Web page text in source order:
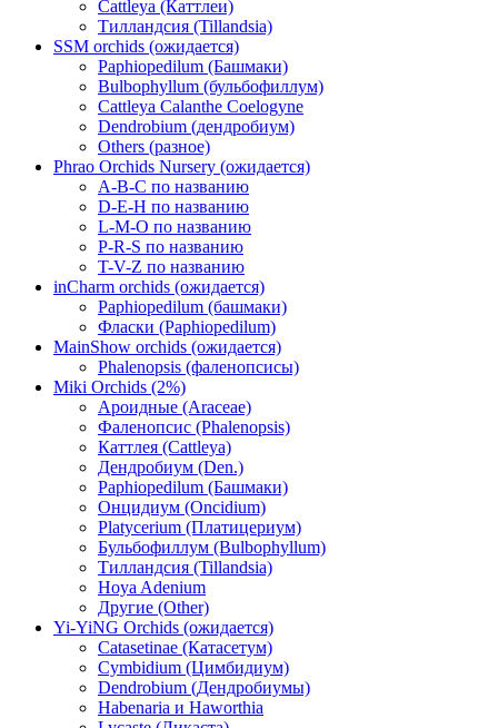
Cattleya (Каттлеи)
Тилландсия (Tillandsia)
SSM orchids (ожидается)
Paphiopedilum (Башмаки)
Bulbophyllum (бульбофиллум)
Cattleya Calanthe Coelogyne
Dendrobium (дендробиум)
Others (разное)
Phrao Orchids Nursery (ожидается)
A-B-C по названию
D-E-H по названию
L-M-O по названию
P-R-S по названию
T-V-Z по названию
inCharm orchids (ожидается)
Paphiopedilum (башмаки)
Фласки (Paphiopedilum)
MainShow orchids (ожидается)
Phalenopsis (фаленопсисы)
Miki Orchids (2%)
Ароидные (Araceae)
Фаленопсис (Phalenopsis)
Каттлея (Cattleya)
Дендробиум (Den.)
Paphiopedilum (Башмаки)
Онцидиум (Oncidium)
Platycerium (Платицериум)
Бульбофиллум (Bulbophyllum)
Тилландсия (Tillandsia)
Hoya Adenium
Другие (Other)
Yi-YiNG Orchids (ожидается)
Catasetinae (Катасетум)
Cymbidium (Цимбидиум)
Dendrobium (Дендробиумы)
Habenaria и Haworthia